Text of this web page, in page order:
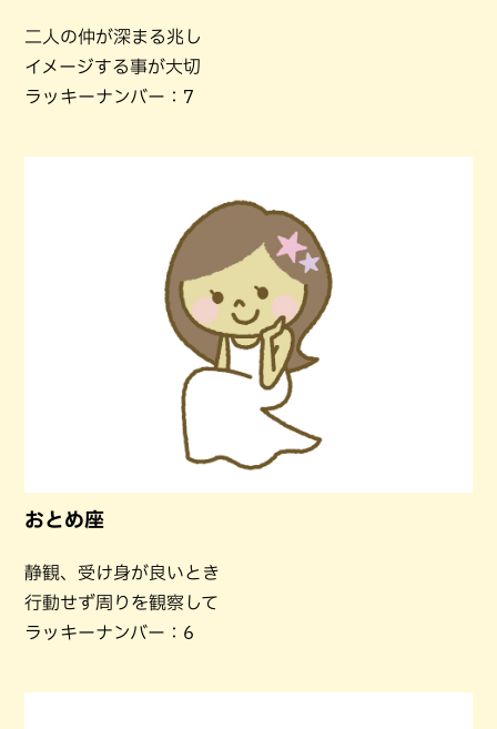
二人の仲が深まる兆し
イメージする事が大切
ラッキーナンバー：7
おとめ座
静観、受け身が良いとき
行動せず周りを観察して
ラッキーナンバー：6